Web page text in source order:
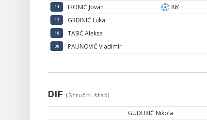
11 IKONIĆ Jovan 86'
13 GRDINIĆ Luka
18 TASIĆ Aleksa
30 PAUNOVIĆ Vladimir
DIF (Stručni štab)
GUDURIĆ Nikola